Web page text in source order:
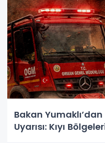
Bakan
Uyarısı: Kıyı